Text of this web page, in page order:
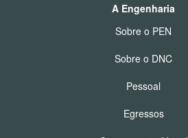
A Engenharia
Sobre o PEN
Sobre o DNC
Pessoal
Egressos